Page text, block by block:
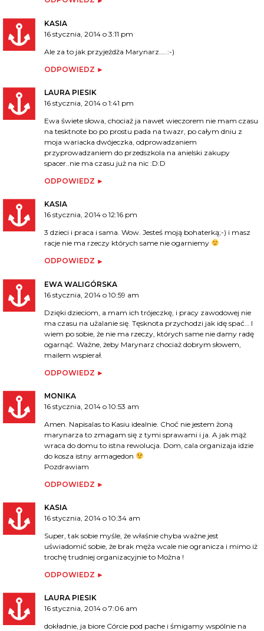
KASIA
16 stycznia, 2014 o 3:11 pm
Ale za to jak przyjeżdża Marynarz…..:-)
ODPOWIEDZ
LAURA PIESIK
16 stycznia, 2014 o 1:41 pm
Ewa świete słowa, chociaż ja nawet wieczorem nie mam czasu
na tesktnote bo po prostu pada na twazr, po całym dniu z
moja wariacka dwójeczka, odprowadzaniem
przyprowadzaniem do przedszkola na anielski zakupy
spacer..nie ma czasu już na nic :D:D
ODPOWIEDZ
KASIA
16 stycznia, 2014 o 12:16 pm
3 dzieci i praca i sama. Wow. Jesteś moją bohaterką;-) i masz
racje nie ma rzeczy których same nie ogarniemy
ODPOWIEDZ
EWA WALIGÓRSKA
16 stycznia, 2014 o 10:59 am
Dzięki dzieciom, a mam ich trójeczkę, i pracy zawodowej nie
ma czasu na użalanie się. Tęsknota przychodzi jak idę spać… I
wiem po sobie, że nie ma rzeczy, których same nie damy radę
ogarnąć. Ważne, żeby Marynarz chociaż dobrym słowem,
mailem wspierał.
ODPOWIEDZ
MONIKA
16 stycznia, 2014 o 10:53 am
Amen. Napisalas to Kasiu idealnie. Choć nie jestem żoną
marynarza to zmagam się z tymi sprawami i ja. A jak mąż
wraca do domu to istna rewolucja. Dom, cala organizaja idzie
do kosza istny armagedon
Pozdrawiam
ODPOWIEDZ
KASIA
16 stycznia, 2014 o 10:34 am
Super, tak sobie myśle, że właśnie chyba ważne jest
uświadomić sobie, że brak męża wcale nie ogranicza i mimo iż
trochę trudniej organizacyjnie to Można !
ODPOWIEDZ
LAURA PIESIK
16 stycznia, 2014 o 7:06 am
dokładnie, ja biore Córcie pod pache i śmigamy wspólnie na